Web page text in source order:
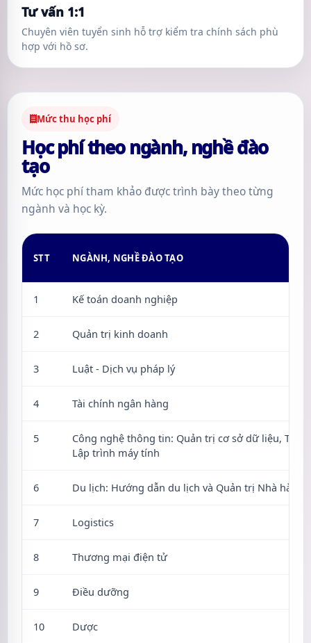
Tư vấn 1:1
Chuyên viên tuyển sinh hỗ trợ kiểm tra chính sách phù
hợp với hồ sơ.
Mức thu học phí
Học phí theo ngành, nghề đào
tạo
Mức học phí tham khảo được trình bày theo từng
ngành và học kỳ.
STT NGÀNH, NGHỀ ĐÀO TẠO
1 Kế toán doanh nghiệp
2 Quản trị kinh doanh
3 Luật - Dịch vụ pháp lý
4 Tài chính ngân hàng
5
Công nghệ thông tin: Quản trị cơ sở dữ liệu,
Lập trình máy tính
6 Du lịch: Hướng dẫn du lịch và Quản trị Nhà hàng
7 Logistics
8 Thương mại điện tử
9 Điều dưỡng
10 Dược